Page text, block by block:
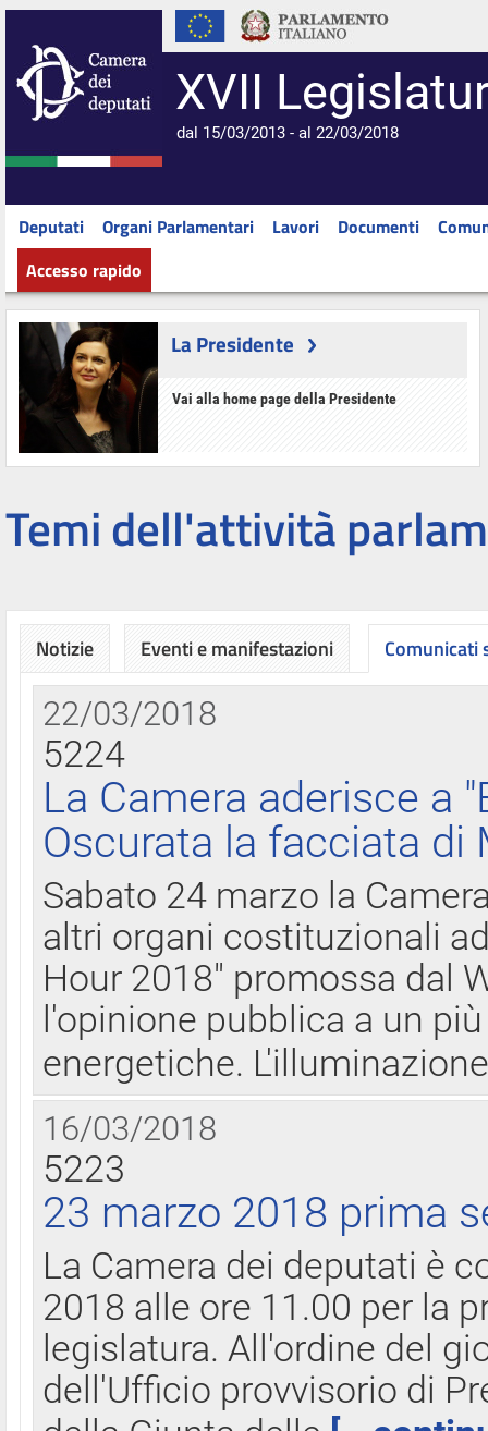
XVII
dal 15/03/2013 - al 22/03/2018
Deputati Organi Parlamentari Lavori Documenti
Accesso rapido
La Presidente
Vai alla home page della Presidente
Temi dell'attività
Notizie Eventi e manifestazioni Comunicati
22/03/2018
5224
La Camera aderisce a
Oscurata la facciata di
Sabato 24 marzo la
altri organi costituzionali
Hour 2018" promossa dal
l'opinione pubblica a un
energetiche.
16/03/2018
5223
23 marzo 2018 prima
La Camera dei deputati è
2018 alle ore 11.00 per la
legislatura. All'ordine del
dell'Ufficio provvisorio di